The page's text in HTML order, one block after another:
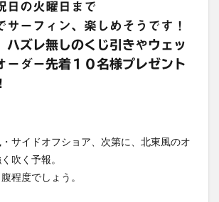
日の火曜日まで
サーフィン、楽しめそうです！
ハズレ無しのくじ引きやウェッ
ーダー先着１０名様プレゼント
サイドオフショア、次第に、北東風のオ
吹く予報。
程度でしょう。